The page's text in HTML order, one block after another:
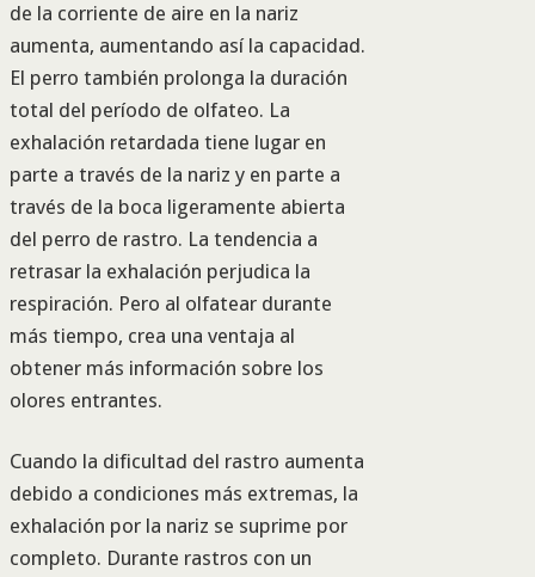
de la corriente de aire en la nariz
aumenta, aumentando así la capacidad.
El perro también prolonga la duración
total del período de olfateo. La
exhalación retardada tiene lugar en
parte a través de la nariz y en parte a
través de la boca ligeramente abierta
del perro de rastro. La tendencia a
retrasar la exhalación perjudica la
respiración. Pero al olfatear durante
más tiempo, crea una ventaja al
obtener más información sobre los
olores entrantes.
Cuando la dificultad del rastro aumenta
debido a condiciones más extremas, la
exhalación por la nariz se suprime por
completo. Durante rastros con un